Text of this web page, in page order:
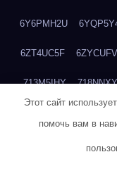
6Y6PMH2U
6ZT4UC5F
713M5IHY
Этот сайт
помочь вам в